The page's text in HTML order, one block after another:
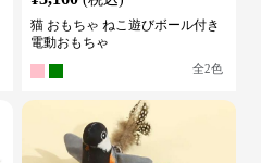
猫 おもちゃ ねこ遊びボール付き
電動おもちゃ
全2色